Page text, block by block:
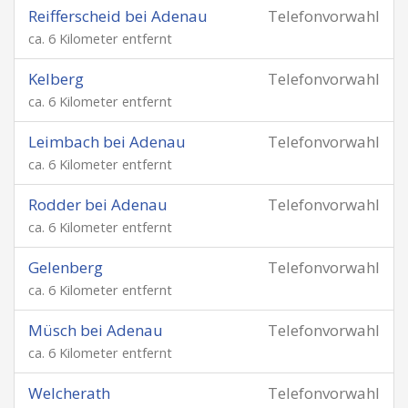
Telefonvorwahl
Reifferscheid bei Adenau
ca. 6 Kilometer entfernt
Telefonvorwahl
Kelberg
ca. 6 Kilometer entfernt
Telefonvorwahl
Leimbach bei Adenau
ca. 6 Kilometer entfernt
Telefonvorwahl
Rodder bei Adenau
ca. 6 Kilometer entfernt
Telefonvorwahl
Gelenberg
ca. 6 Kilometer entfernt
Telefonvorwahl
Müsch bei Adenau
ca. 6 Kilometer entfernt
Telefonvorwahl
Welcherath